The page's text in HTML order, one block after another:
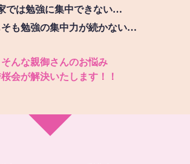
では勉強に集中できない…
そも勉強の集中力が続かない…
そんな親御さんのお悩み
会が解決いたします！！